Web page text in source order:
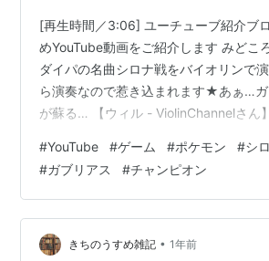
ED後に、同じくサザナミタウンのカ
戦える。BGMはブラック・ホワイト
使用ポケモン タイプ
グレイシア 76 こおり
トゲキッス 76 ノーマル/ひこう
ルカリオ かくとう/はがね
[再生時間／3:06] ユーチューブ紹介ブ
めYouTube動画をご紹介します みどこ
ダイパの名曲シロナ戦をバイオリンで
ら演奏なので惹き込まれます★あぁ…
が蘇る… 【ウィル - ViolinChannelさん
奏されています 自分はダイアモンド・
版の ブリリアントダイアモンドの方し
いのですが （結構酷評されてたリメイ
そもそも原版やってないので楽しめま
曲が流れるシロナ戦は苦戦しました い
#YouTube #ゲーム #ポケモン #シ
#ガブリアス #チャンピオン
きちのうすめ雑記 • 1年前